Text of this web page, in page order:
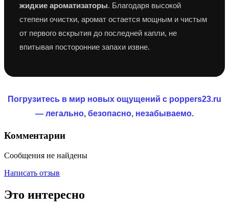
жидкие ароматизаторы. Благодаря высокой
степени очистки, аромат остается мощным и чистым
от первого вскрытия до последней капли, не
впитывая посторонние запахи извне.
Погрузитесь в мир новых ощущений с poppers23.ru
— легально, безопасно, незабываемо.
Комментарии
Сообщения не найдены
Написать отзыв
Это интересно